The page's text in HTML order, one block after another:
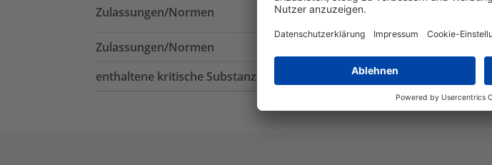
Zulassungen/Normen
Zulassungen/Normen
enthaltene kritische Substanzen
Lead in Copper alloy